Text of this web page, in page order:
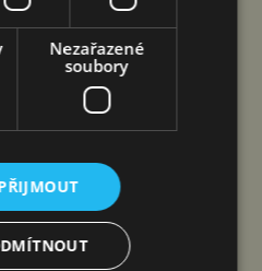
Nezařazené
soubory